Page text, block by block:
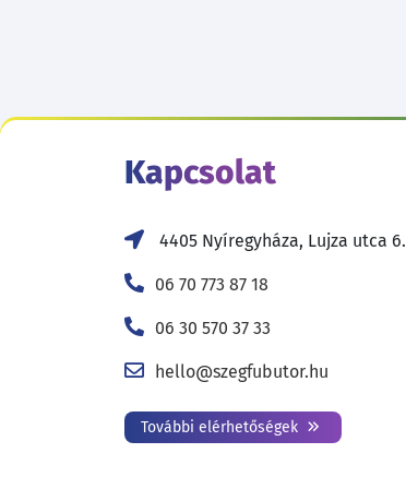
Kapcsolat
4405 Nyíregyháza, Lujza utca 6.
06 70 773 87 18
06 30 570 37 33
hello@szegfubutor.hu
További elérhetőségek